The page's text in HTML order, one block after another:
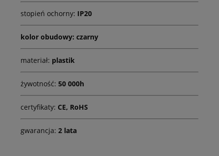
stopień ochorny: IP20
kolor obudowy: czarny
materiał: plastik
żywotność: 50 000h
certyfikaty: CE, RoHS
gwarancja: 2 lata